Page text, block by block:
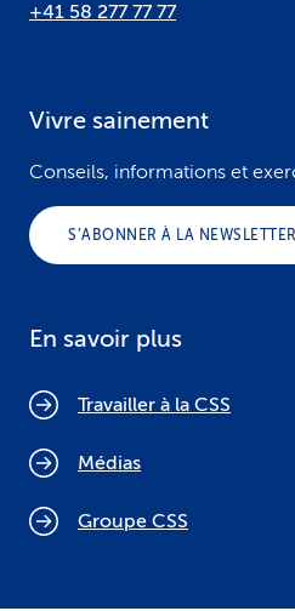
+41 58 277 77 77
Vivre sainement
Conseils, informations et
S’ABONNER À LA NEWSLETTER
En savoir plus
Travailler à la CSS
Médias
Groupe CSS